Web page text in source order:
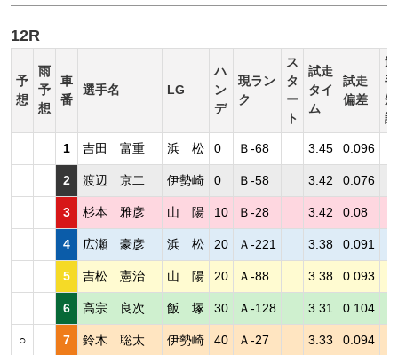
12R
予
想
雨
予
想
車
番
選手名 LG
ハ
ン
デ
現ラン
ク
ス
タ
ー
ト
試走
タイ
ム
試走
偏差
選
手
短
評
1 吉田 富重 浜 松 0 Ｂ-68 3.45 0.096
2 渡辺 京二 伊勢崎 0 Ｂ-58 3.42 0.076
3 杉本 雅彦 山 陽 10 Ｂ-28 3.42 0.08
4 広瀬 豪彦 浜 松 20 Ａ-221 3.38 0.091
5 吉松 憲治 山 陽 20 Ａ-88 3.38 0.093
6 高宗 良次 飯 塚 30 Ａ-128 3.31 0.104
○ 7 鈴木 聡太 伊勢崎 40 Ａ-27 3.33 0.094